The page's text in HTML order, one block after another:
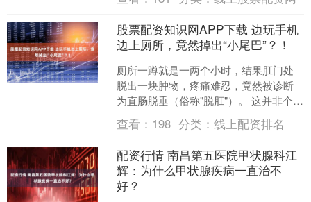
点，开展要案攻坚，彻底打....
股票配资知识网APP下载 边玩手机
边上厕所，竟然掉出“小尾巴”？！
厕所一蹲就是一两个小时，结果肛门处
脱出一块肿物，疼痛难忍，竟然被诊断
为直肠脱垂（俗称"脱肛"）。 这并非个
例，现代生活中，这个看似无害的习
惯，正让越来越多人面临....
查看： 198 分类：线上配资排名
配资行情 南昌第五医院甲状腺科江
辉：为什么甲状腺疾病一直治不
好？